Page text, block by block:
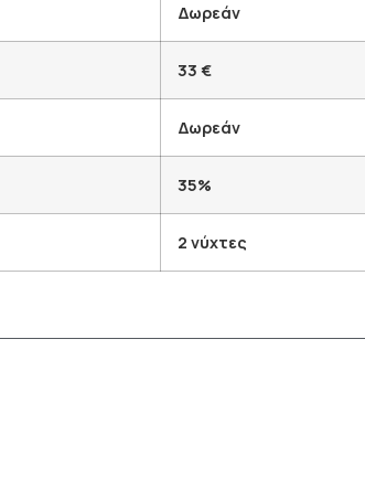
Δωρεάν
33 €
Δωρεάν
35%
2 νύχτες